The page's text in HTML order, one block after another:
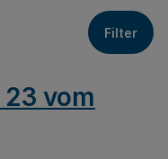
Filter
23 vom